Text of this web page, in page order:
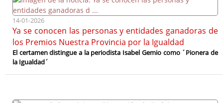
14-01-2026
Ya se conocen las personas y entidades ganadoras de
los Premios Nuestra Provincia por la Igualdad
El certamen distingue a la periodista Isabel Gemio como ´Pionera de
la Igualdad´